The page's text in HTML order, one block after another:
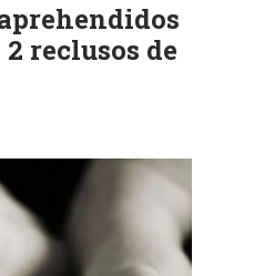
reclusos de